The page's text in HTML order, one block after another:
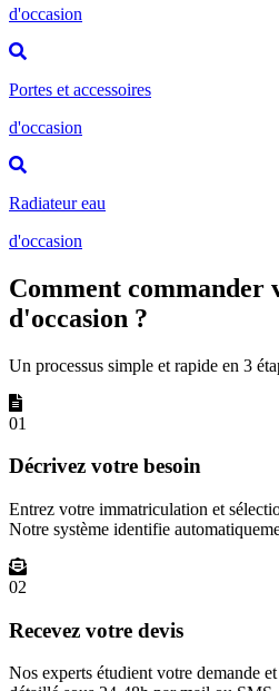
d'occasion
Portes et accessoires
d'occasion
Radiateur eau
d'occasion
Comment commander
d'occasion ?
Un processus simple et rapide en 3
01
Décrivez votre besoin
Entrez votre immatriculation et
Notre système identifie
02
Recevez votre devis
Nos experts étudient votre demande